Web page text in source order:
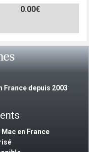
0.00€
France depuis 2003
en France